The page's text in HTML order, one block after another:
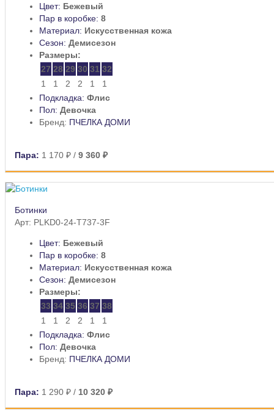
Цвет: Бежевый
Пар в коробке: 8
Материал: Искусственная кожа
Сезон: Демисезон
Размеры:
27 28 29 30 31 32
1
1 2 2 1
1
Подкладка: Флис
Пол: Девочка
Бренд: ПЧЕЛКА ДОМИ
Пара: 1 170 ₽ / 9 360 ₽
Ботинки
Арт: PLKD0-24-T737-3F
Цвет: Бежевый
Пар в коробке: 8
Материал: Искусственная кожа
Сезон: Демисезон
Размеры:
33 34 35 36 37 38
1
1 2 2 1
1
Подкладка: Флис
Пол: Девочка
Бренд: ПЧЕЛКА ДОМИ
Пара: 1 290 ₽ / 10 320 ₽